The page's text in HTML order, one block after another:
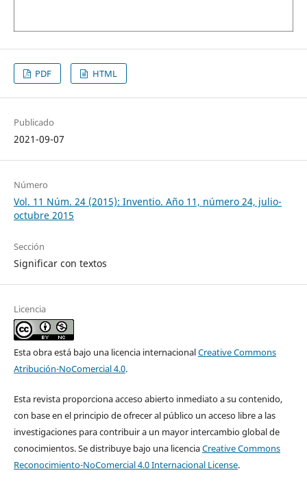
PDF HTML
Publicado
2021-09-07
Número
Vol. 11 Núm. 24 (2015): Inventio. Año 11, número 24, julio-
octubre 2015
Sección
Significar con textos
Licencia
Esta obra está bajo una licencia internacionalCreative Commons
Atribución-NoComercial 4.0.
Esta revista proporciona acceso abierto inmediato a su contenido,
con base en el principio de ofrecer al público un acceso libre a las
investigaciones para contribuir a un mayor intercambio global de
conocimientos. Se distribuye bajo una licenciaCreative Commons
Reconocimiento-NoComercial 4.0 Internacional License.